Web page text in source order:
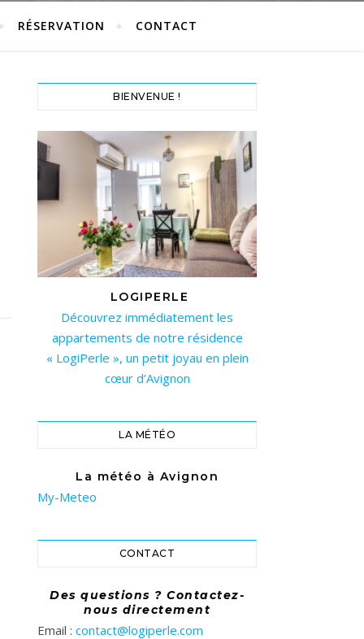
RÉSERVATION CONTACT
BIENVENUE !
LOGIPERLE
Découvrez immédiatement les
appartements de notre résidence
« LogiPerle », un petit joyau en plein
cœur d’Avignon
LA MÉTÉO
La météo à Avignon
My-Meteo
CONTACT
Des questions ? Contactez-
nous directement
Email : contact@logiperle.com